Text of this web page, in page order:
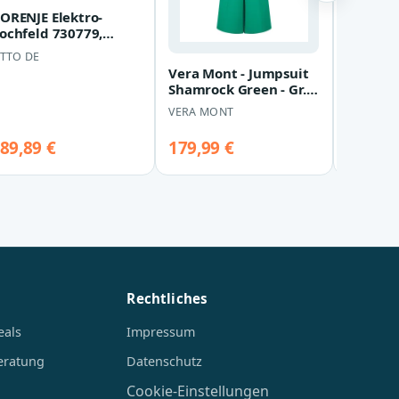
Elektro-
730779,
DE
€
Vera Mont - Jumpsuit
Shamrock Green - Gr. -
40
VERA MONT
179,99 €
Rechtliches
Impressum
Datenschutz
Cookie-Einstellungen